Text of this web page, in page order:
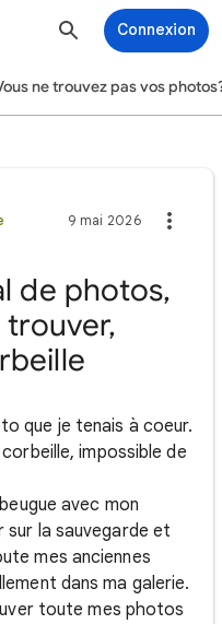
Connexion
ne trouvez pas vos
9 mai 2026
de photos,
que je tenais à coeur.
impossible de
avec mon
sur la sauvegarde et
mes anciennes
dans ma galerie.
toute mes photos